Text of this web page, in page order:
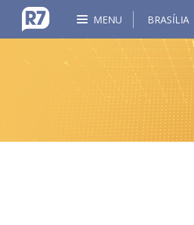
MENU BRASÍLIA